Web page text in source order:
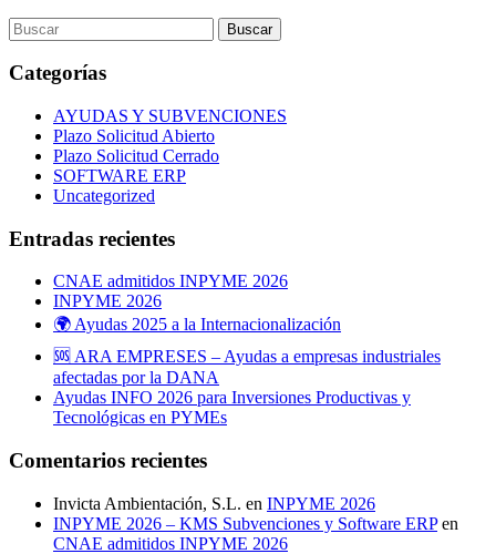
Categorías
AYUDAS Y SUBVENCIONES
Plazo Solicitud Abierto
Plazo Solicitud Cerrado
SOFTWARE ERP
Uncategorized
Entradas recientes
CNAE admitidos INPYME 2026
INPYME 2026
🌍 Ayudas 2025 a la Internacionalización
🆘 ARA EMPRESES – Ayudas a empresas industriales
afectadas por la DANA
Ayudas INFO 2026 para Inversiones Productivas y
Tecnológicas en PYMEs
Comentarios recientes
Invicta Ambientación, S.L. en INPYME 2026
INPYME 2026 – KMS Subvenciones y Software ERPen
CNAE admitidos INPYME 2026